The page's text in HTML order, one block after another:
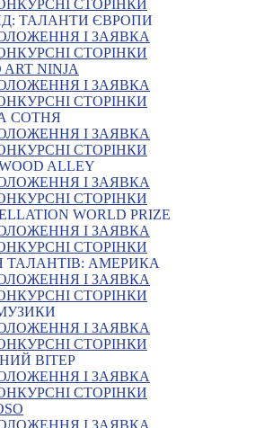
СТОРІНКИ
ТАЛАНТИ ЄВРОПИ
І ЗАЯВКА
СТОРІНКИ
ART NINJA
І ЗАЯВКА
СТОРІНКИ
СОТНЯ
І ЗАЯВКА
СТОРІНКИ
ALLEY
І ЗАЯВКА
СТОРІНКИ
WORLD PRIZE
І ЗАЯВКА
СТОРІНКИ
ТАЛАНТІВ: АМЕРИКА
І ЗАЯВКА
СТОРІНКИ
І ЗАЯВКА
СТОРІНКИ
ВІТЕР
І ЗАЯВКА
СТОРІНКИ
І ЗАЯВКА